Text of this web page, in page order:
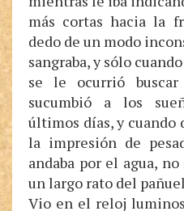
más cortas hacia la
dedo de un modo
sangraba, y sólo
se le ocurrió buscar
sucumbió a los
últimos días, y cuando
la impresión de
andaba por el agua,
un largo rato del
Vio en el reloj